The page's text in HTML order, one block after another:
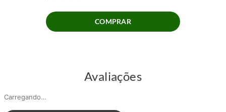
COMPRAR
Avaliações
Carregando…